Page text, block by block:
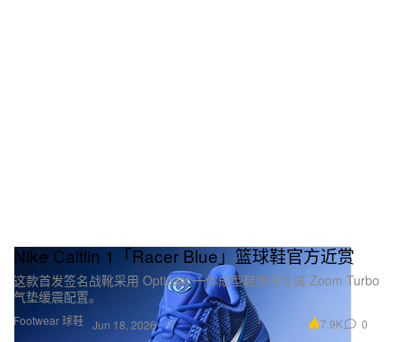
Footwear 球鞋
Nike Caitlin 1「Racer Blue」篮球鞋官方近赏
这款首发签名战靴采用 Opticast 一体成型鞋面与专属 Zoom Turbo
气垫缓震配置。
Jun 18, 2026 7.9K 0